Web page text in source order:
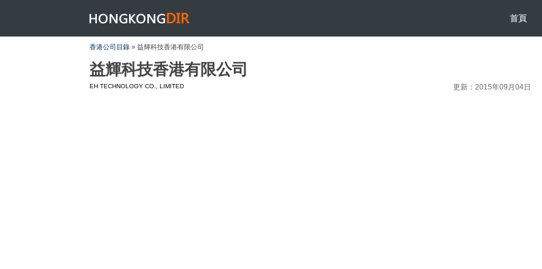
HONGKONGDIR 首頁
香港公司目錄 » 益輝科技香港有限公司
益輝科技香港有限公司
EH TECHNOLOGY CO., LIMITED 更新：2015年09月04日